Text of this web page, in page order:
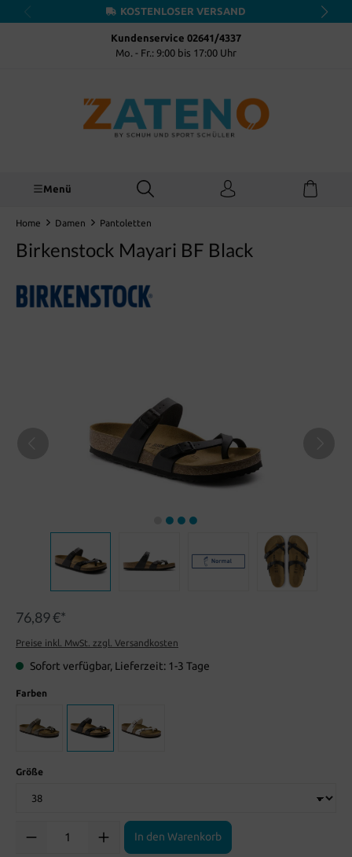
KOSTENLOSER VERSAND
Kundenservice 02641/4337
Mo. - Fr.: 9:00 bis 17:00 Uhr
Menü
Home Damen Pantoletten
Birkenstock Mayari BF Black
76,89 €*
Preise inkl. MwSt. zzgl. Versandkosten
Sofort verfügbar, Lieferzeit: 1-3 Tage
Farben
Größe
In den Warenkorb